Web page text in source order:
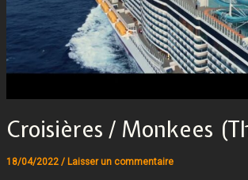
Croisières / Monkees
18/04/2022 / Laisser un commentaire